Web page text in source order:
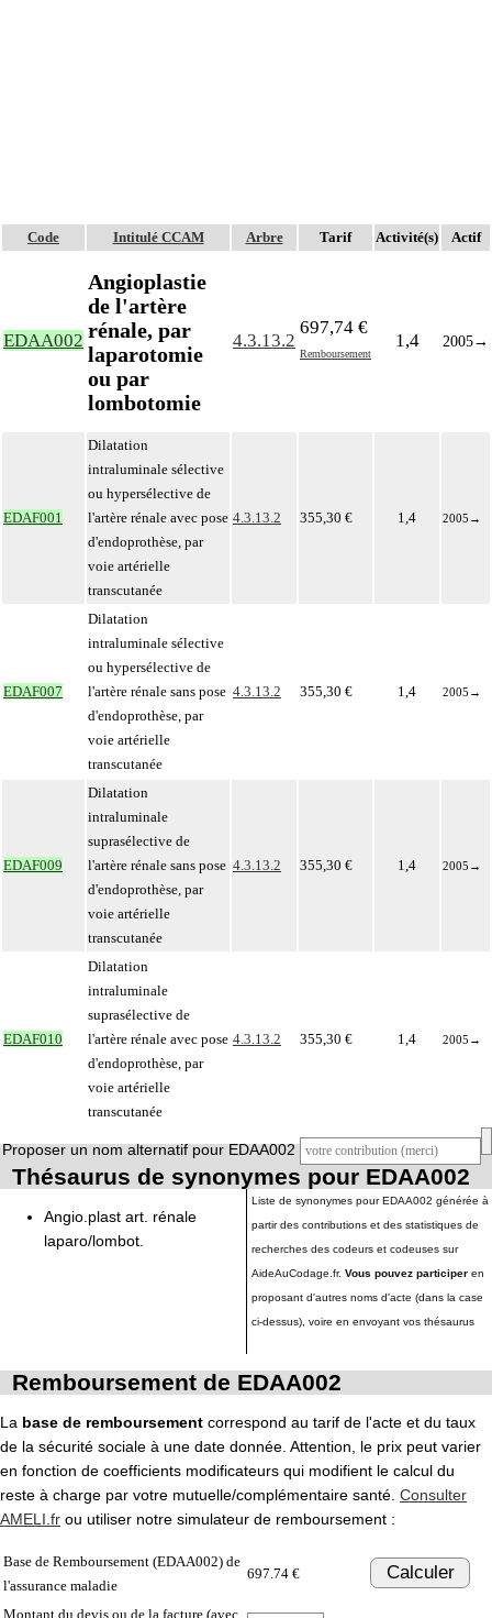
Code Intitulé CCAM Arbre Tarif Activité(s) Actif
EDAA002
Angioplastie
de l'artère
rénale, par
laparotomie
ou par
lombotomie
4.3.13.2
697,74 €
Remboursement
1,4 2005→
EDAF001
Dilatation
intraluminale sélective
ou hypersélective de
l'artère rénale avec pose
d'endoprothèse, par
voie artérielle
transcutanée
4.3.13.2 355,30 € 1,4 2005 →
EDAF007
Dilatation
intraluminale sélective
ou hypersélective de
l'artère rénale sans pose
d'endoprothèse, par
voie artérielle
transcutanée
4.3.13.2 355,30 € 1,4 2005 →
EDAF009
Dilatation
intraluminale
suprasélective de
l'artère rénale sans pose
d'endoprothèse, par
voie artérielle
transcutanée
4.3.13.2 355,30 € 1,4 2005 →
EDAF010
Dilatation
intraluminale
suprasélective de
l'artère rénale avec pose
d'endoprothèse, par
voie artérielle
transcutanée
4.3.13.2 355,30 € 1,4 2005 →
Proposer un nom alternatif pour EDAA002
Thésaurus de synonymes pour EDAA002
Angio.plast art. rénale
laparo/lombot.
Liste de synonymes pour EDAA002 générée à
partir des contributions et des statistiques de
recherches des codeurs et codeuses sur
AideAuCodage.fr. Vous pouvez participer en
proposant d'autres noms d'acte (dans la case
ci-dessus), voire en envoyant vos thésaurus
Remboursement de EDAA002
La base de remboursement correspond au tarif de l'acte et du taux
de la sécurité sociale à une date donnée. Attention, le prix peut varier
en fonction de coefficients modificateurs qui modifient le calcul du
reste à charge par votre mutuelle/complémentaire santé. Consulter
AMELI.fr ou utiliser notre simulateur de remboursement :
Base de Remboursement (EDAA002) de
l'assurance maladie
697.74 € Calculer
Montant du devis ou de la facture (avec